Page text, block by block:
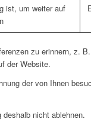
ist, um weiter auf
zu erinnern, z.
der Website.
der von Ihnen
nicht ablehnen.